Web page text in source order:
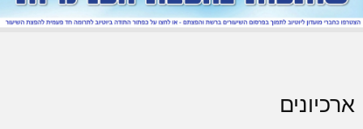
ארכיונים